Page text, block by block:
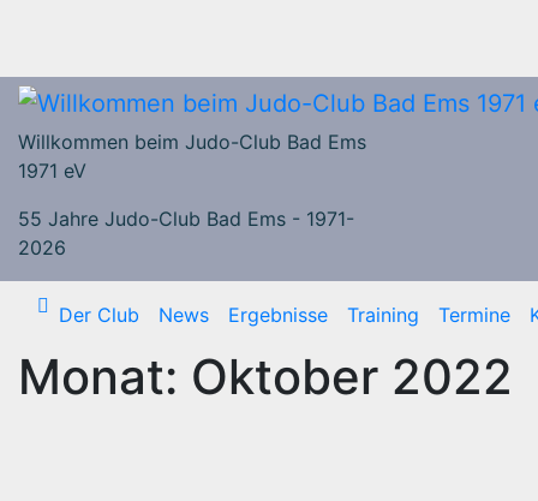
springen
Willkommen beim Judo-Club Bad Ems
1971 eV
55 Jahre Judo-Club Bad Ems - 1971-
2026
Der Club News Ergebnisse Training Termine
Monat: Oktober 2022